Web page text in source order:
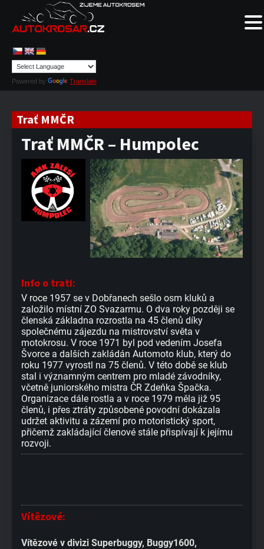
Powered by Translate
Trať MMČR
Trať MMČR – Humpolec
Info o trati:
V roce 1957 se v Dobřanech sešlo osm kluků a
založilo místní ZO Svazarmu. O dva roky později se
členská základna rozrostla na 45 členů díky
společnému zájezdu na mistrovství světa v
motokrosu. V roce 1971 byl pod vedením Josefa
Švorce a dalších zakládán Automoto klub, který do
roku 1977 vyrostl na 75 členů. V této době se klub
stal i významným centrem pro mladé závodníky,
včetně juniorského mistra ČR Zdeňka Špačka.
Organizace dále rostla a v roce 1979 měla již 95
členů, i přes ztráty způsobené povodní dokázala
udržet aktivitu a zázemí pro motoristický sport,
přičemž zakládající členové stále přispívají k jejímu
rozvoji.
Vítězové:
Vítězové v divizi Superbuggy, Buggy1600,